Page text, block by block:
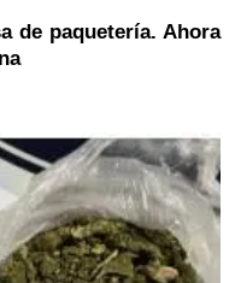
de paquetería. Ahora